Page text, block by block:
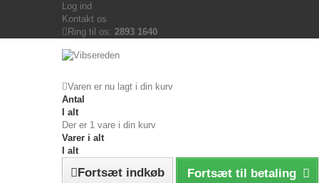
Log ind
Kontakt os
Ring til os: 2893 1640
Varen er nu lagt i din kurv
Antal
I alt
Der er 1 vare i din kurv
Varer i alt
I alt
Fortsæt indkøb Fortsæt til betaling